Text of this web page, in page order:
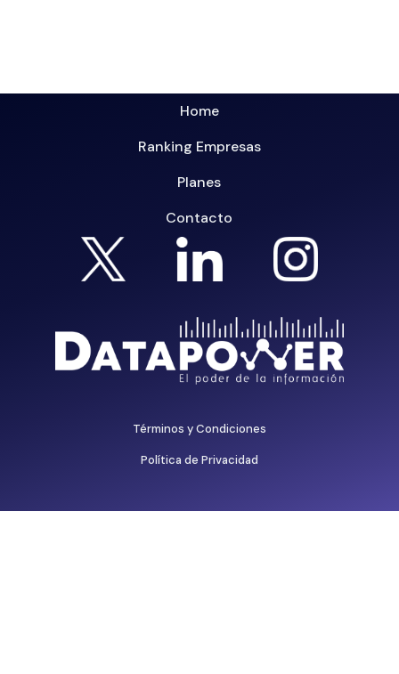
Home
Ranking Empresas
Planes
Contacto
Términos y Condiciones
Política de Privacidad